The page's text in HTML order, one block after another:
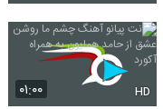
۰۱:۰۰ HD